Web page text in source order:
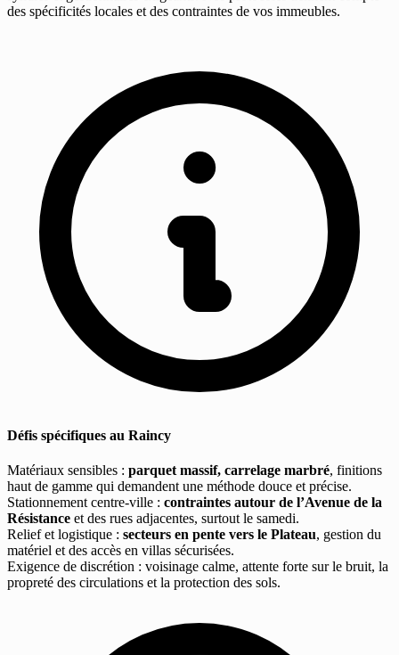
des spécificités locales et des contraintes de vos immeubles.
Défis spécifiques au Raincy
Matériaux sensibles : parquet massif, carrelage marbré, finitions
haut de gamme qui demandent une méthode douce et précise.
Stationnement centre-ville : contraintes autour de l’Avenue de la
Résistance et des rues adjacentes, surtout le samedi.
Relief et logistique : secteurs en pente vers le Plateau, gestion du
matériel et des accès en villas sécurisées.
Exigence de discrétion : voisinage calme, attente forte sur le bruit, la
propreté des circulations et la protection des sols.